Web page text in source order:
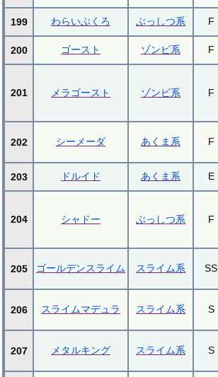
199 わらいぶくろ ぶっしつ系 F
200 ゴースト ゾンビ系 F
201 メラゴースト ゾンビ系 F
202 シーメーダ あくま系 F
203 ドルイド あくま系 E
204 シャドー ぶっしつ系 F
205 ゴールデンスライム スライム系 SS
206 スライムマデュラ スライム系 S
207 メタルキング スライム系 S